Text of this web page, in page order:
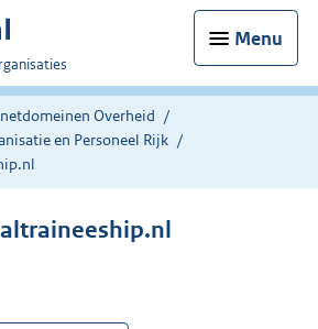
Menu
Overheid
en Personeel Rijk